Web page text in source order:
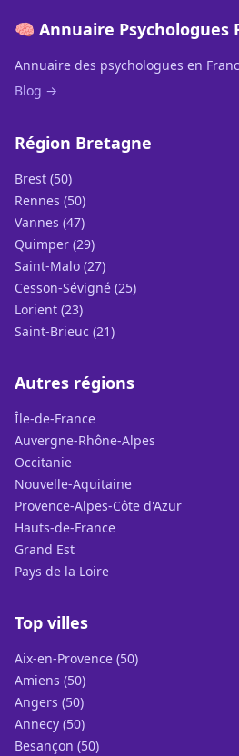
🧠 Annuaire Psychologues
Annuaire des psychologues en
Blog →
Région Bretagne
Brest (50)
Rennes (50)
Vannes (47)
Quimper (29)
Saint-Malo (27)
Cesson-Sévigné (25)
Lorient (23)
Saint-Brieuc (21)
Autres régions
Île-de-France
Auvergne-Rhône-Alpes
Occitanie
Nouvelle-Aquitaine
Provence-Alpes-Côte d'Azur
Hauts-de-France
Grand Est
Pays de la Loire
Top villes
Aix-en-Provence (50)
Amiens (50)
Angers (50)
Annecy (50)
Besançon (50)